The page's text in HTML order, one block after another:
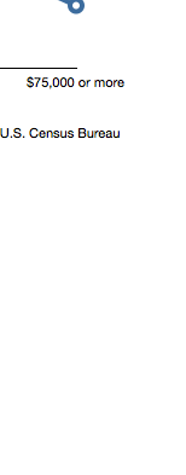
出の恩恵を受ける